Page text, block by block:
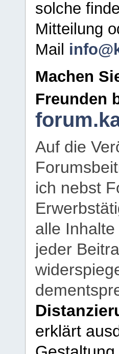
solche
Mitteilung
Mail
Machen
Freunden
Auf die
ich nebst
alle
jeder
erklärt